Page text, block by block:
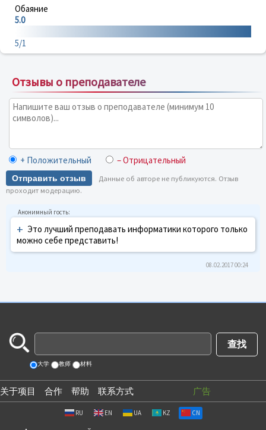
Обаяние
5.0
5/1
Отзывы о преподавателе
+ Положительный – Отрицательный
Отправить отзыв
Данные об авторе не публикуются. Отзыв
проходит модерацию.
+ Это лучший преподавать информатики которого только
можно себе представить!
08.02.2017 00:24
大学 教师 材料
关于项目 合作 帮助 联系方式 广告
RU EN UA KZ CN